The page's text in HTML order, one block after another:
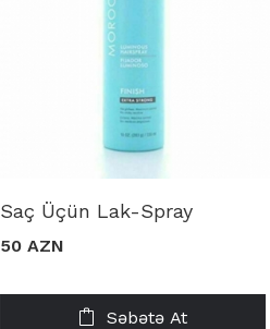
Saç Üçün Lak-Spray
50 AZN
Səbətə At